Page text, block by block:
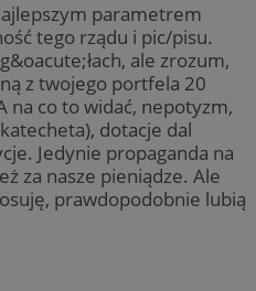
parametrem
tego rządu i pic/pisu.
ale zrozum,
z twojego portfela 20
na co to widać, nepotyzm,
dotacje dal
Jedynie propaganda na
za nasze pieniądze. Ale
prawdopodobnie lubią